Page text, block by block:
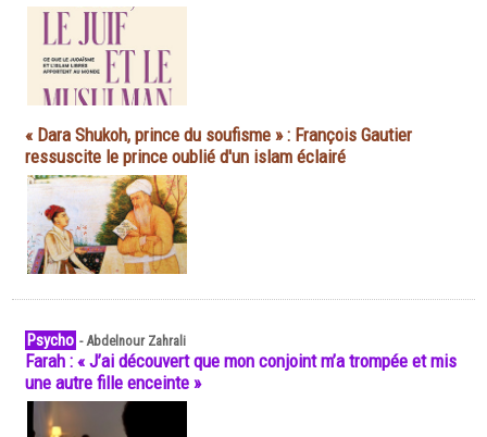
« Dara Shukoh, prince du soufisme » : François Gautier
ressuscite le prince oublié d'un islam éclairé
Psycho -Abdelnour Zahrali
Farah : « J’ai découvert que mon conjoint m’a trompée et mis
une autre fille enceinte »